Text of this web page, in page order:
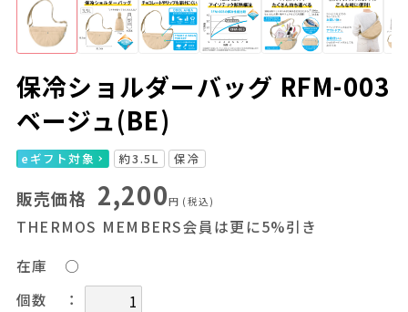
保冷ショルダーバッグ RFM-003
ベージュ(BE)
eギフト対象 約3.5L 保冷
販売価格 2,200円 (税込)
THERMOS MEMBERS会員は更に5%引き
在庫
○
個数
：